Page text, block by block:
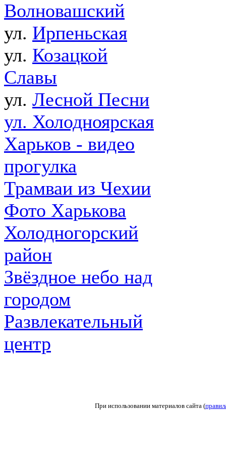
Волновашский
ул. Ирпеньская
ул. Козацкой
Славы
ул. Лесной Песни
ул. Холодноярская
Харьков - видео
прогулка
Трамваи из Чехии
Фото Харькова
Холодногорский
район
Звёздное небо над
городом
Развлекательный
центр
При использовании материалов сайта (